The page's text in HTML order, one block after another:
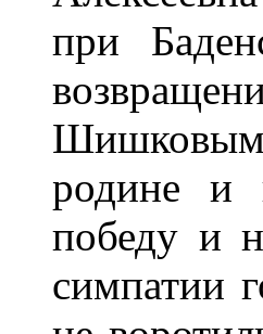
при
Шишковым
родине и
победу и
симпатии